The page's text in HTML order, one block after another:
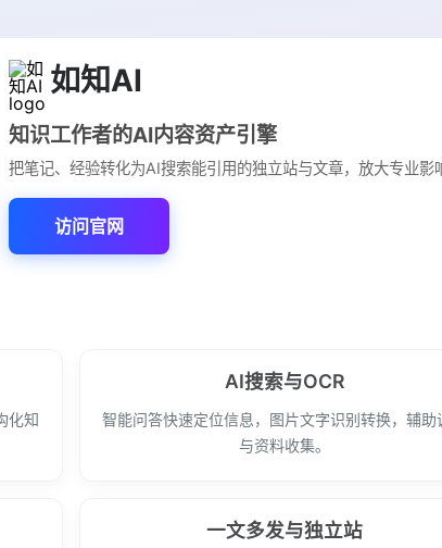
如知AI
知识工作者的AI内容资产引擎
把笔记、经验转化为AI搜索能引用的独立站与文章，放大专业影
访问官网
化知
AI搜索与OCR
智能问答快速定位信息，图片文字识别转换，辅助
与资料收集。
一文多发与独立站